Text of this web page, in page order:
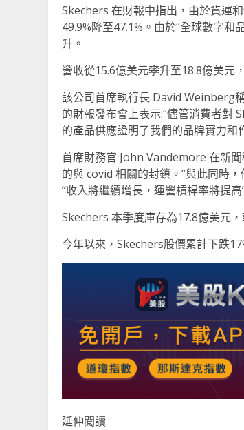
Skechers 在財報中指出，由於貨運
49.9%降至47.1%。由於“全球數字
升。
營收從15.6億美元攀升至18.8億美元
該公司首席執行長 David Weinberg
的財報發布會上表示:“儘管消費者對
的產品供應證明了我們的品牌實力和
首席財務官 John Vandemore 在新
的與 covid 相關的封鎖。”與此同時
“收入將繼續增長，運營槓桿率將提高
Skechers 本季度庫存為17.8億美元
今年以來，Skechers股價累計下跌
延伸閱讀: